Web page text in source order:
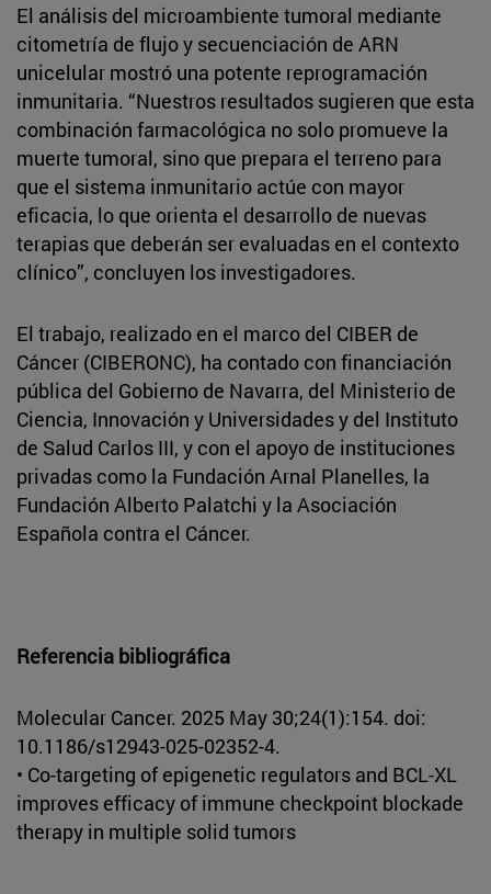
El análisis del microambiente tumoral mediante
citometría de flujo y secuenciación de ARN
unicelular mostró una potente reprogramación
inmunitaria. “Nuestros resultados sugieren que esta
combinación farmacológica no solo promueve la
muerte tumoral, sino que prepara el terreno para
que el sistema inmunitario actúe con mayor
eficacia, lo que orienta el desarrollo de nuevas
terapias que deberán ser evaluadas en el contexto
clínico”, concluyen los investigadores.
El trabajo, realizado en el marco del CIBER de
Cáncer (CIBERONC), ha contado con financiación
pública del Gobierno de Navarra, del Ministerio de
Ciencia, Innovación y Universidades y del Instituto
de Salud Carlos III, y con el apoyo de instituciones
privadas como la Fundación Arnal Planelles, la
Fundación Alberto Palatchi y la Asociación
Española contra el Cáncer.
Referencia bibliográfica
Molecular Cancer. 2025 May 30;24(1):154. doi:
10.1186/s12943-025-02352-4.
• Co-targeting of epigenetic regulators and BCL-XL
improves efficacy of immune checkpoint blockade
therapy in multiple solid tumors